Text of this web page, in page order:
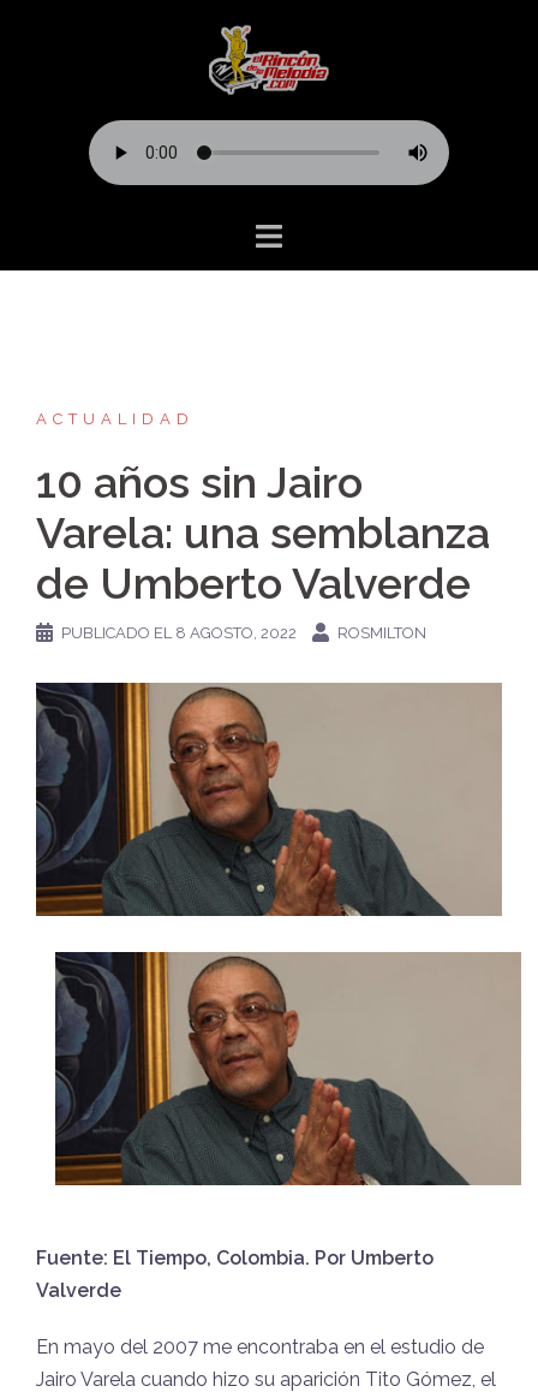
ACTUALIDAD
10 años sin Jairo
Varela: una semblanza
de Umberto Valverde
PUBLICADO EL 8 AGOSTO, 2022 ROSMILTON
Fuente: El Tiempo, Colombia. Por Umberto
Valverde
En mayo del 2007 me encontraba en el estudio de
Jairo Varela cuando hizo su aparición Tito Gómez, el